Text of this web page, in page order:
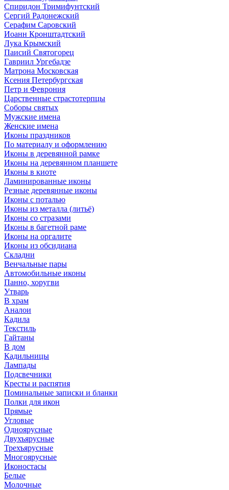
Спиридон Тримифунтский
Сергий Радонежский
Серафим Саровский
Иоанн Кронштадтский
Лука Крымский
Паисий Святогорец
Гавриил Ургебадзе
Матрона Московская
Ксения Петербургская
Петр и Феврония
Царственные страстотерпцы
Соборы святых
Мужские имена
Женские имена
Иконы праздников
По материалу и оформлению
Иконы в деревянной рамке
Иконы на деревянном планшете
Иконы в киоте
Ламинированные иконы
Резные деревянные иконы
Иконы с поталью
Иконы из металла (литьё)
Иконы со стразами
Иконы в багетной раме
Иконы на оргалите
Иконы из обсидиана
Складни
Венчальные пары
Автомобильные иконы
Панно, хоругви
Утварь
В храм
Аналои
Кадила
Текстиль
Гайтаны
В дом
Кадильницы
Лампады
Подсвечники
Кресты и распятия
Поминальные записки и бланки
Полки для икон
Прямые
Угловые
Одноярусные
Двухъярусные
Трехъярусные
Многоярусные
Иконостасы
Белые
Молочные